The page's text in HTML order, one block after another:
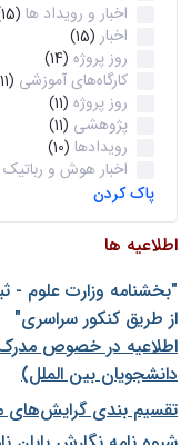
اخبار و رویداد ها (15)
اخبار (15)
روز پروژه (14)
کارگاه‌های آموزشی (11)
روز پروژه (11)
پژوهشی (11)
رویدادها (10)
اخبار هوش و رباتیک
پاک کردن
اطلاعیه ها
"بخشنامه وزارت علوم -
از طريق كنكور سراسری"
اطلاعیه در خصوص
دانشجویان بین الملل)
تقسیم بندی گرایش‌های